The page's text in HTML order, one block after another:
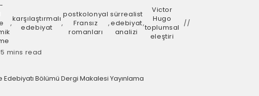
,karşılaştırmalı
edebiyat
,
postkolonyal
Fransız
romanları
,
sürrealist
edebiyat
analizi
,
Victor
Hugo
toplumsal
eleştiri
5 mins read
Edebiyatı Bölümü Dergi Makalesi Yayınlama